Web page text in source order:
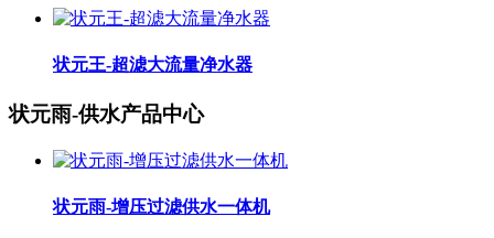
状元王-超滤大流量净水器
状元雨-供水产品中心
状元雨-增压过滤供水一体机